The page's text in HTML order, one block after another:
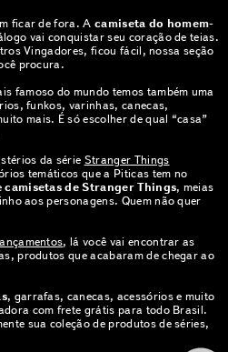
ficar de fora. Acamiseta do homem-
vai conquistar seu coração de teias.
Vingadores, ficou fácil, nossa seção
procura.
famoso do mundo temos também uma
funkos, varinhas, canecas,
mais. É só escolher de qual “casa”
da série Stranger Things
temáticos que a Piticas tem no
camisetas de Stranger Things, meias
aos personagens. Quem não quer
, lá você vai encontrar as
produtos que acabaram de chegar ao
, garrafas, canecas, acessórios e muito
com frete grátis para todo Brasil.
sua coleção de produtos de séries,